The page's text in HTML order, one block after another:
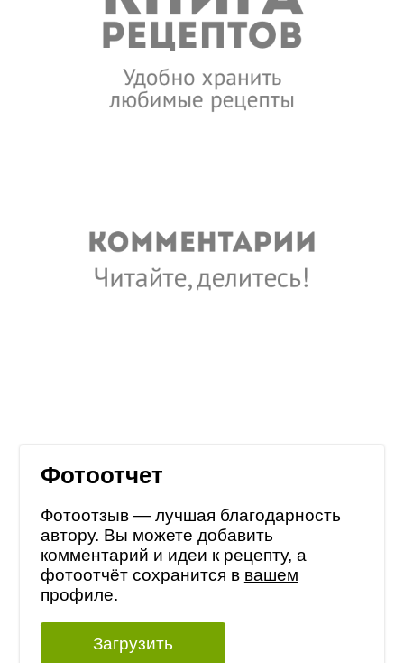
Фотоотчет
Фотоотзыв — лучшая благодарность
автору. Вы можете добавить
комментарий и идеи к рецепту, а
фотоотчёт сохранится в вашем
профиле.
Загрузить